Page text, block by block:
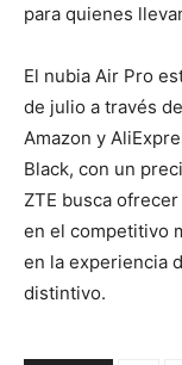
para quienes
El nubia Air Pro
de julio a través
Amazon y
Black, con un
ZTE busca
en el competitivo
en la experiencia
distintivo.